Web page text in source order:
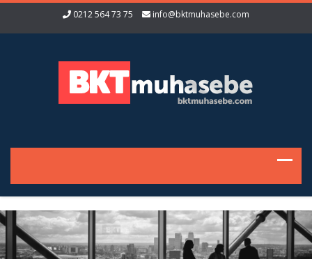
0212 564 73 75 info@bktmuhasebe.com